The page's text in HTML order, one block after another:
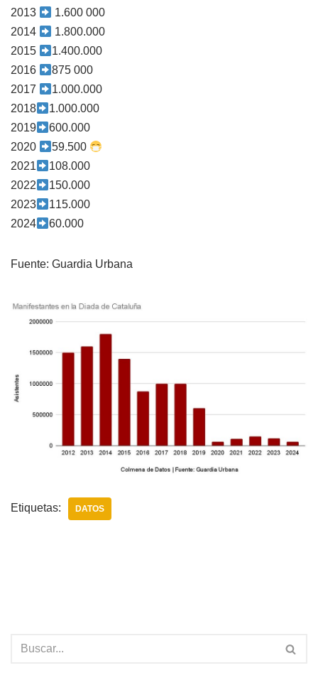
2013
1.600 000
2014
1.800.000
2015
1.400.000
2016
875 000
2017
1.000.000
2018
1.000.000
2019
600.000
2020
59.500
2021
108.000
2022
150.000
2023
115.000
2024
60.000
Fuente: Guardia Urbana
Etiquetas: DATOS